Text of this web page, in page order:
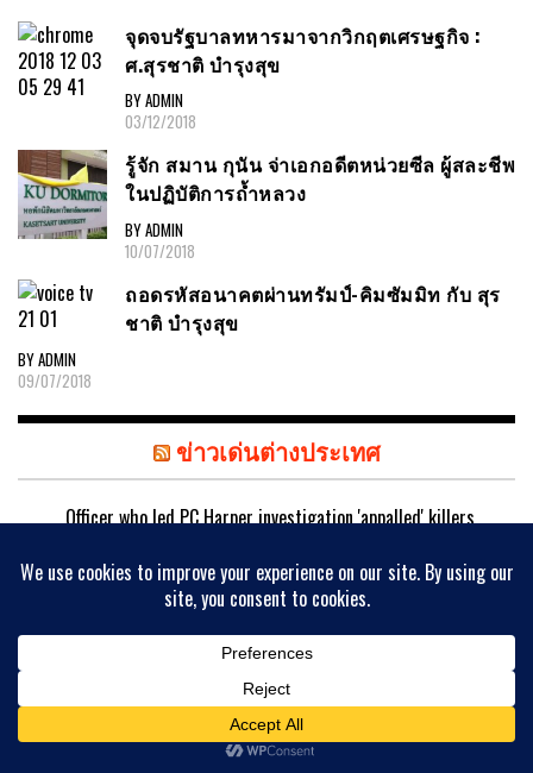
จุดจบรัฐบาลทหารมาจากวิกฤตเศรษฐกิจ :
ศ.สุรชาติ บำรุงสุข
BY ADMIN
03/12/2018
รู้จัก สมาน กุนัน จ่าเอกอดีตหน่วยซีล ผู้สละชีพ
ในปฏิบัติการถ้ำหลวง
BY ADMIN
10/07/2018
ถอดรหัสอนาคตผ่านทรัมป์-คิมซัมมิท กับ สุร
ชาติ บำรุงสุข
BY ADMIN
09/07/2018
ข่าวเด่นต่างประเทศ
Officer who led PC Harper investigation 'appalled' killers
UK papers: 'Tories to end social housing for foreigners' and
'Bottoms down'07/08/2026
07/08/2026
police say07/08/2026
Uefa says boycott may still go ahead as FA withdraws
07/08/2026